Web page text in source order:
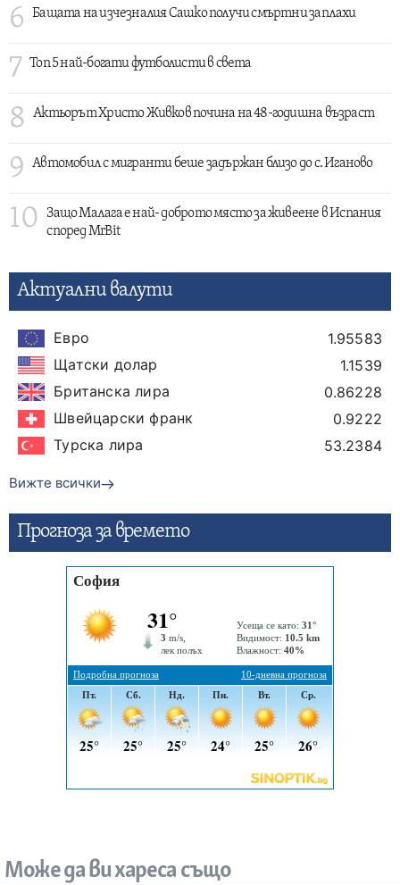
6 Бащата на изчезналия Сашко получи смъртни заплахи
7 Топ 5 най-богати футболисти в света
8 Актьорът Христо Живков почина на 48-годишна възраст
9 Автомобил с мигранти беше задържан близо до с. Иганово
10
Защо Малага е най- доброто място за живеене в Испания
според MrBit
Актуални валути
Евро
1.95583
Щатски долар
1.1539
Британска лира
0.86228
Швейцарски франк
0.9222
Турска лира
53.2384
Вижте всички
Прогнозa за времето
Може да ви хареса също